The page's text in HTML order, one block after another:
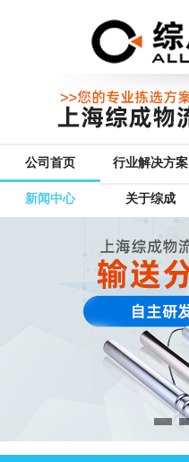
公司首页 行业解决方案
新闻中心 关于综成